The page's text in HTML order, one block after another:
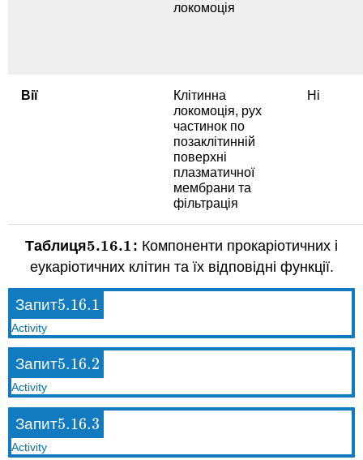
локомоція
Вії
Клітинна
локомоція, рух
частинок по
позаклітинній
поверхні
плазматичної
мембрани та
фільтрація
Ні
Таблиця5.16.1
5.16.1 : Компоненти прокаріотичних і
еукаріотичних клітин та їх відповідні функції.
Запит5.16.1
5.16.1
Activity
Запит5.16.2
5.16.2
Activity
Запит5.16.3
5.16.3
Activity